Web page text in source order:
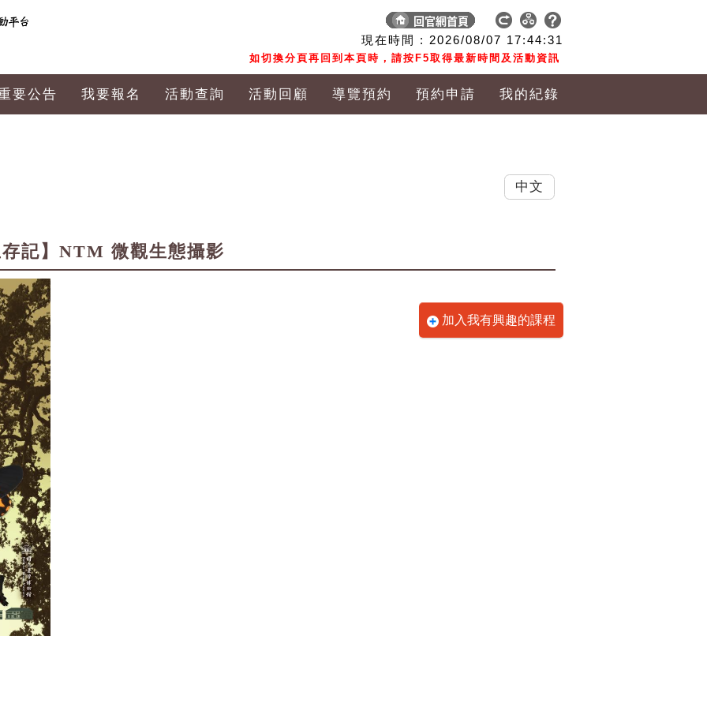
現在時間 : 2026/08/07 17:44:32
如切換分頁再回到本頁時，請按F5取得最新時間及活動資訊
要公告 我要報名 活動查詢 活動回顧 導覽預約 預約申請 我的紀錄
記】NTM 微觀生態攝影
加入我有興趣的課程